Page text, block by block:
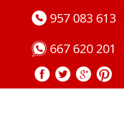
957 083 613
667 620 201